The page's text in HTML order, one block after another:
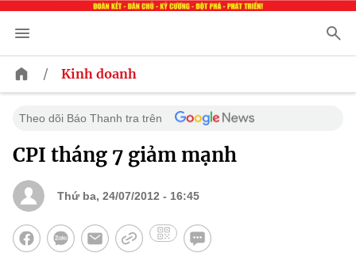
/ Kinh doanh
Theo dõi Báo Thanh tra trên
CPI tháng 7 giảm mạnh
Thứ ba, 24/07/2012 - 16:45